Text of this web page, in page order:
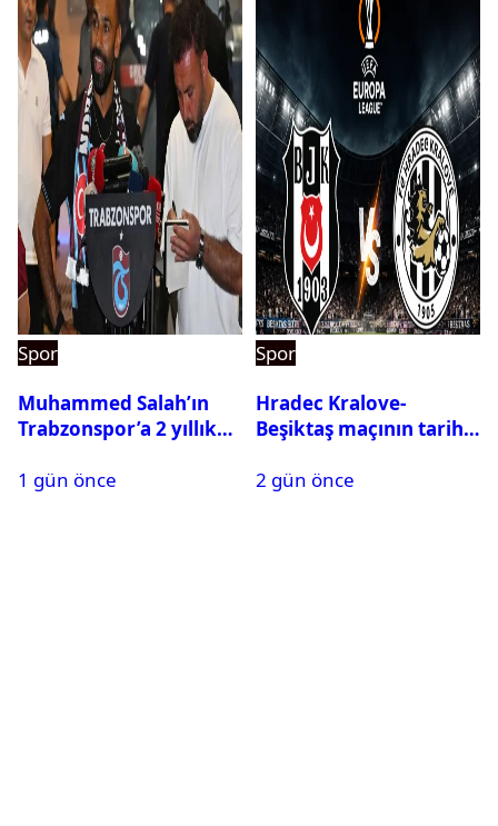
Spor
Muhammed Salah’ın
Trabzonspor’a 2 yıllık
1 gün önce
Spor
Hradec Kralove-
Beşiktaş maçının tarihi
2 gün önce